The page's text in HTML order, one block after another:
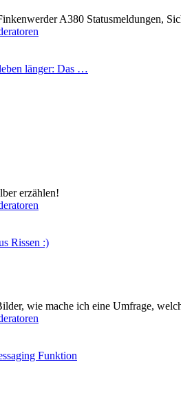
A380 Statusmeldungen,
länger: Das …
erzählen!
Rissen :)
wie mache ich eine Umfrage,
Funktion